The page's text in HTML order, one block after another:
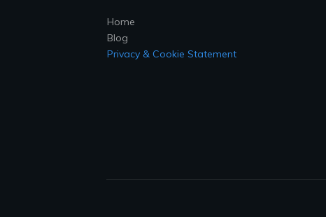
Home
Blog
Privacy & Cookie Statement